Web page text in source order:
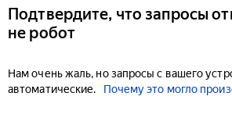
Подтвердите, что запросы
не робот
Нам очень жаль, но запросы с вашего
автоматические.
Почему это могло